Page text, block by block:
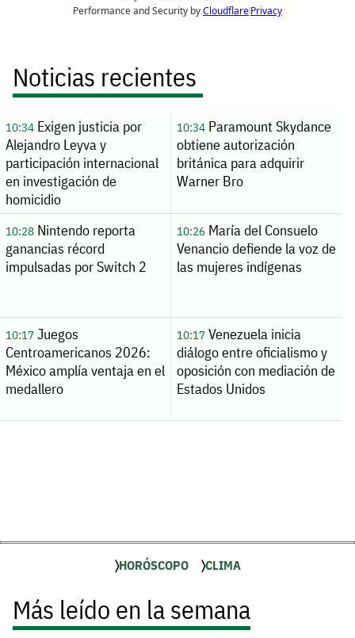
Noticias recientes
10:34Exigen justicia por
Alejandro Leyva y
participación internacional
en investigación de
homicidio
10:34Paramount Skydance
obtiene autorización
británica para adquirir
Warner Bro
10:28Nintendo reporta
ganancias récord
impulsadas por Switch 2
10:26María del Consuelo
Venancio defiende la voz de
las mujeres indígenas
10:17Juegos
Centroamericanos 2026:
México amplía ventaja en el
medallero
10:17Venezuela inicia
diálogo entre oficialismo y
oposición con mediación de
Estados Unidos
HORÓSCOPO CLIMA
Más leído en la semana